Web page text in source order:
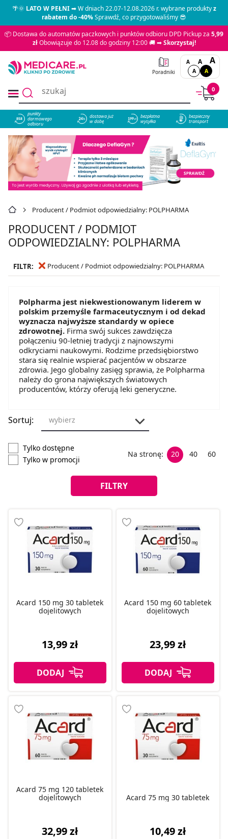
🌴🌞LATO W PEŁNI➡ W dniach 22.07-12.08.2026 r. wybrane produktyz
rabatem do -40%Sprawdź, co przygotowaliśmy 😎
📦 Dostawa do automatów paczkowych i punktów odbioru DPD Pickup za 5,99
złObowiązuje do 12.08 do godziny 12:00 🚚 ➡Skorzystaj!
Poradniki
A A A
A A
0
858
punkty
darmowego
odbioru
dostawa już
w dobę
bezpłatna
wysyłka
bezpieczny
transport
Producent / Podmiot odpowiedzialny: POLPHARMA
PRODUCENT / PODMIOT
ODPOWIEDZIALNY: POLPHARMA
FILTR: Producent / Podmiot odpowiedzialny: POLPHARMA
Polpharma jest niekwestionowanym liderem w
polskim przemyśle farmaceutycznym i od dekad
wyznacza najwyższe standardy w opiece
zdrowotnej. Firma swój sukces zawdzięcza
połączeniu 90-letniej tradycji z najnowszymi
odkryciami naukowymi. Rodzime przedsiębiorstwo
stara się realnie wspierać pacjentów w obszarze
zdrowia. Jego globalny zasięg sprawia, że Polpharma
należy do grona największych światowych
producentów, którzy oferują leki generyczne.
Sortuj: wybierz
Tylko dostępne
Tylko w promocji
Na stronę: 20 40 60
FILTRY
Acard 150 mg 30 tabletek
dojelitowych
13,99 zł
Acard 150 mg 60 tabletek
dojelitowych
23,99 zł
Acard 75 mg 120 tabletek
dojelitowych
32,99 zł
Acard 75 mg 30 tabletek
10,49 zł